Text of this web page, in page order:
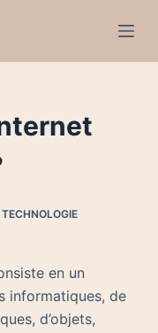
TECHNOLOGIE
en un
informatiques, de
d’objets,